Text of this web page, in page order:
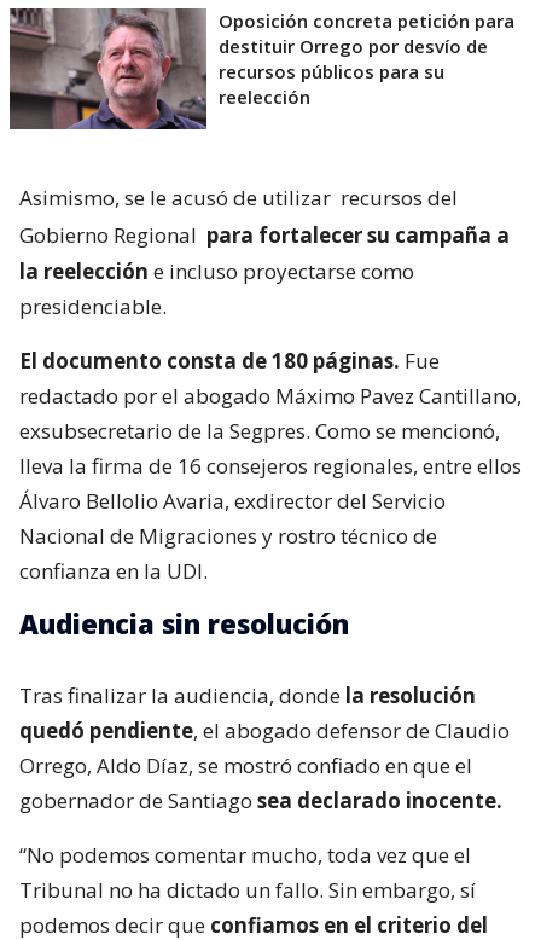
Oposición concreta petición para
destituir Orrego por desvío de
recursos públicos para su
reelección
Asimismo, se le acusó de utilizar recursos del
Gobierno Regional para fortalecer su campaña a
la reelección e incluso proyectarse como
presidenciable.
El documento consta de 180 páginas. Fue
redactado por el abogado Máximo Pavez Cantillano,
exsubsecretario de la Segpres. Como se mencionó,
lleva la firma de 16 consejeros regionales, entre ellos
Álvaro Bellolio Avaria, exdirector del Servicio
Nacional de Migraciones y rostro técnico de
confianza en la UDI.
Audiencia sin resolución
Tras finalizar la audiencia, donde la resolución
quedó pendiente, el abogado defensor de Claudio
Orrego, Aldo Díaz, se mostró confiado en que el
gobernador de Santiago sea declarado inocente.
“No podemos comentar mucho, toda vez que el
Tribunal no ha dictado un fallo. Sin embargo, sí
podemos decir que confiamos en el criterio del